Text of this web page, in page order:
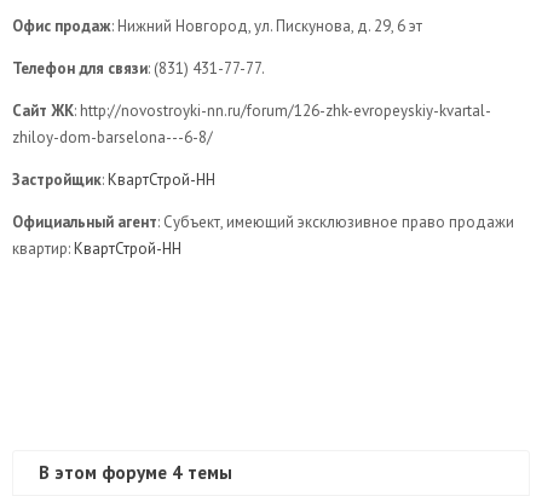
Офис продаж: Нижний Новгород, ул. Пискунова, д. 29, 6 эт
Телефон для связи: (831) 431-77-77.
Сайт ЖК: http://novostroyki-nn.ru/forum/126-zhk-evropeyskiy-kvartal-
zhiloy-dom-barselona---6-8/
Застройщик:КвартСтрой-НН
Официальный агент: Субъект, имеющий эксклюзивное право продажи
квартир:КвартСтрой-НН
В этом форуме 4 темы